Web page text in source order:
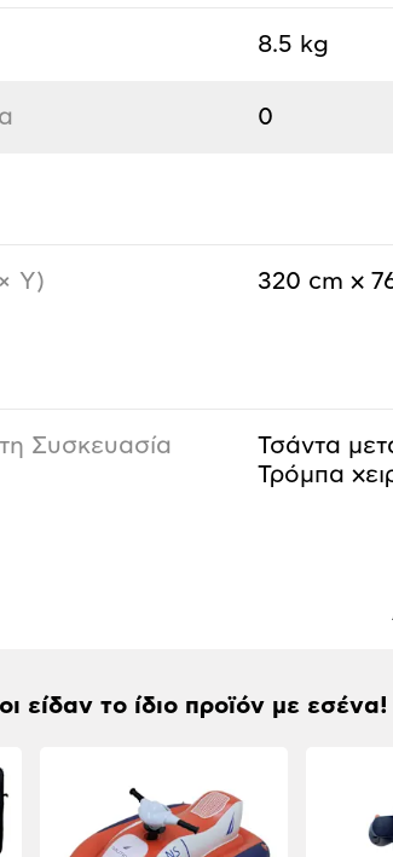
8.5 kg
0
Y) 320 cm x
Συσκευασία
Τσάντα
Τρόμπα
είδαν το ίδιο προϊόν με εσένα!